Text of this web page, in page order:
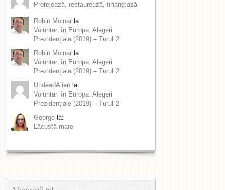
Protejează, restaurează, finanțează
Robin Molnar la:
Voluntari în Europa: Alegeri
Prezidențiale (2019) – Turul 2
Robin Molnar la:
Voluntari în Europa: Alegeri
Prezidențiale (2019) – Turul 2
UndeadAlien la:
Voluntari în Europa: Alegeri
Prezidențiale (2019) – Turul 2
George la:
Lăcustă mare